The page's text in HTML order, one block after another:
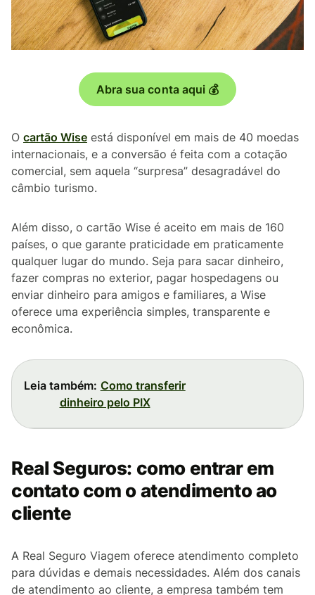
Abra sua conta aqui 💰
O cartão Wise está disponível em mais de 40 moedas
internacionais, e a conversão é feita com a cotação
comercial, sem aquela “surpresa” desagradável do
câmbio turismo.
Além disso, o cartão Wise é aceito em mais de 160
países, o que garante praticidade em praticamente
qualquer lugar do mundo. Seja para sacar dinheiro,
fazer compras no exterior, pagar hospedagens ou
enviar dinheiro para amigos e familiares, a Wise
oferece uma experiência simples, transparente e
econômica.
Leia também: Como transferir
dinheiro pelo PIX
Real Seguros: como entrar em
contato com o atendimento ao
cliente
A Real Seguro Viagem oferece atendimento completo
para dúvidas e demais necessidades. Além dos canais
de atendimento ao cliente, a empresa também tem